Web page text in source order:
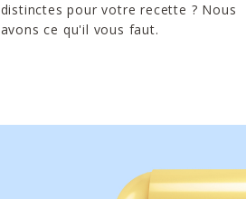
distinctes pour votre recette ? Nous
avons ce qu'il vous faut.